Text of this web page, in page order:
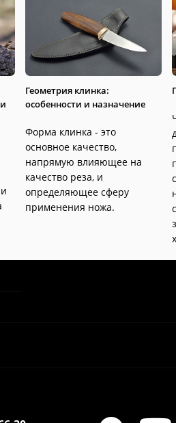
Геометрия клинка:
особенности и назначение
Форма клинка - это
основное качество,
напрямую влияющее на
качество реза, и
определяющее сферу
применения ножа.